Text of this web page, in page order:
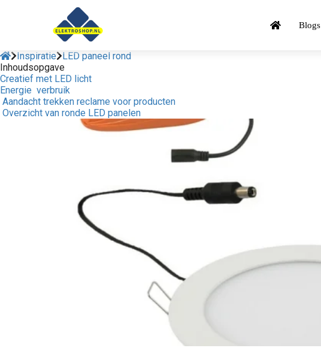
Blogs
Inspiratie LED paneel rond
Inhoudsopgave
Creatief met LED licht
Energie verbruik
Aandacht trekken reclame voor producten
Overzicht van ronde LED panelen
over
gedrag van een
op de